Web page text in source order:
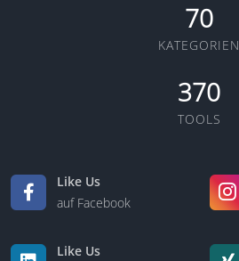
70
KATEGORIEN
370
TOOLS
Like Us
auf Facebook
Like Us